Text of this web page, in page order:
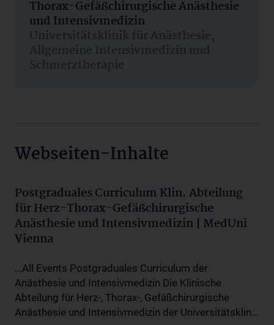
Thorax-Gefäßchirurgische Anästhesie
und Intensivmedizin
Universitätsklinik für Anästhesie,
Allgemeine Intensivmedizin und
Schmerztherapie
Webseiten-Inhalte
Postgraduales Curriculum Klin. Abteilung
für Herz-Thorax-Gefäßchirurgische
Anästhesie und Intensivmedizin | MedUni
Vienna
...All Events Postgraduales Curriculum der
Anästhesie und Intensivmedizin Die Klinische
Abteilung für Herz-, Thorax-, Gefäßchirurgische
Anästhesie und Intensivmedizin der Universitätsklin...